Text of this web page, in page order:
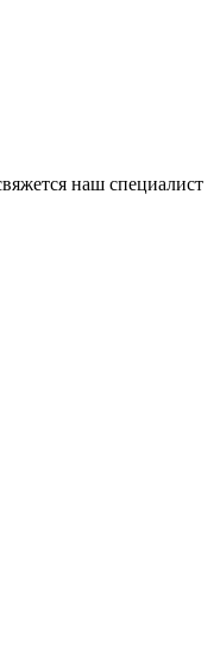
наш специалист